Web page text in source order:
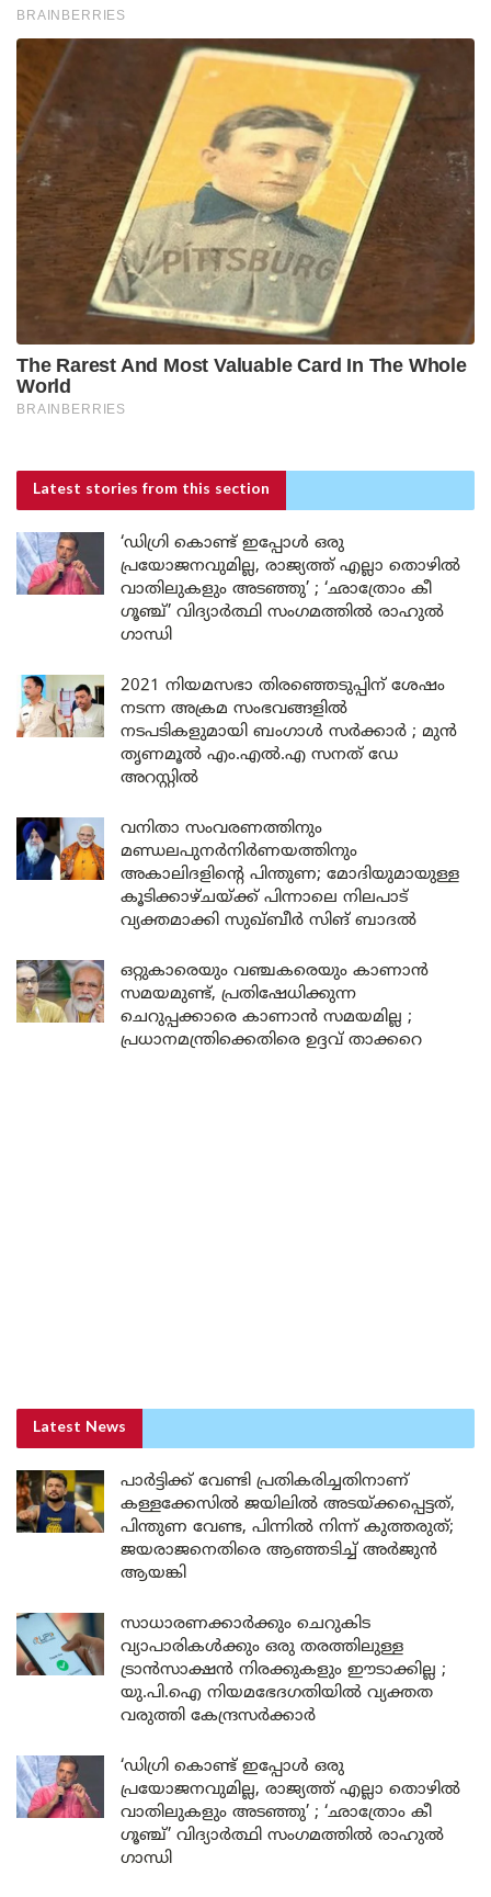
Latest stories from this section
‘ഡിഗ്രി കൊണ്ട് ഇപ്പോൾ ഒരു
പ്രയോജനവുമില്ല, രാജ്യത്ത് എല്ലാ തൊഴിൽ
വാതിലുകളും അടഞ്ഞു’ ; ‘ഛാത്രോം കീ
ഗൂഞ്ച്’ വിദ്യാർത്ഥി സംഗമത്തിൽ രാഹുൽ
ഗാന്ധി
2021 നിയമസഭാ തിരഞ്ഞെടുപ്പിന് ശേഷം
നടന്ന അക്രമ സംഭവങ്ങളിൽ
നടപടികളുമായി ബംഗാൾ സർക്കാർ ; മുൻ
തൃണമൂൽ എം.എൽ.എ സനത് ഡേ
അറസ്റ്റിൽ
വനിതാ സംവരണത്തിനും
മണ്ഡലപുനർനിർണയത്തിനും
അകാലിദളിന്റെ പിന്തുണ; മോദിയുമായുള്ള
കൂടിക്കാഴ്ചയ്ക്ക് പിന്നാലെ നിലപാട്
വ്യക്തമാക്കി സുഖ്ബീർ സിങ് ബാദൽ
ഒറ്റുകാരെയും വഞ്ചകരെയും കാണാൻ
സമയമുണ്ട്, പ്രതിഷേധിക്കുന്ന
ചെറുപ്പക്കാരെ കാണാൻ സമയമില്ല ;
പ്രധാനമന്ത്രിക്കെതിരെ ഉദ്ദവ് താക്കറെ
Latest News
പാർട്ടിക്ക് വേണ്ടി പ്രതികരിച്ചതിനാണ്
കള്ളക്കേസിൽ ജയിലിൽ അടയ്ക്കപ്പെട്ടത്,
പിന്തുണ വേണ്ട, പിന്നിൽ നിന്ന് കുത്തരുത്;
ജയരാജനെതിരെ ആഞ്ഞടിച്ച് അർജുൻ
ആയങ്കി
സാധാരണക്കാർക്കും ചെറുകിട
വ്യാപാരികൾക്കും ഒരു തരത്തിലുള്ള
ട്രാൻസാക്ഷൻ നിരക്കുകളും ഈടാക്കില്ല ;
യു.പി.ഐ നിയമഭേദഗതിയിൽ വ്യക്തത
വരുത്തി കേന്ദ്രസർക്കാർ
‘ഡിഗ്രി കൊണ്ട് ഇപ്പോൾ ഒരു
പ്രയോജനവുമില്ല, രാജ്യത്ത് എല്ലാ തൊഴിൽ
വാതിലുകളും അടഞ്ഞു’ ; ‘ഛാത്രോം കീ
ഗൂഞ്ച്’ വിദ്യാർത്ഥി സംഗമത്തിൽ രാഹുൽ
ഗാന്ധി